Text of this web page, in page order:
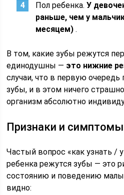
Пол ребенка.У
раньше, чем у
месяцем) .
В том, какие зубы режутся
единодушны — это нижние
случаи, что в первую
зубы, и в этом ничего
организм абсолютно
Признаки и симптомы
Частый вопрос «как узнать /
ребенка режутся зубы — это
состоянию и поведению
видно: